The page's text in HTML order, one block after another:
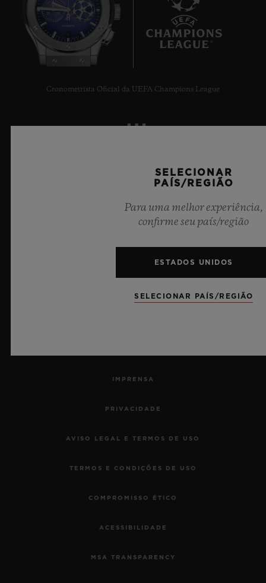
Cronometrista Oficial da UEFA Champions League
NEWSLETTER
RASTREAR UM PEDIDO
IMPRENSA
PRIVACIDADE
AVISO LEGAL E TERMOS DE USO
TERMOS E CONDIÇÕES DE USO
COMPROMISSO ÉTICO
ACESSIBILIDADE
MSA TRANSPARENCY
SELECIONAR
PAÍS/REGIÃO
Para uma melhor experiência,
confirme seu país/região
ESTADOS UNIDOS
SELECIONAR PAÍS/REGIÃO